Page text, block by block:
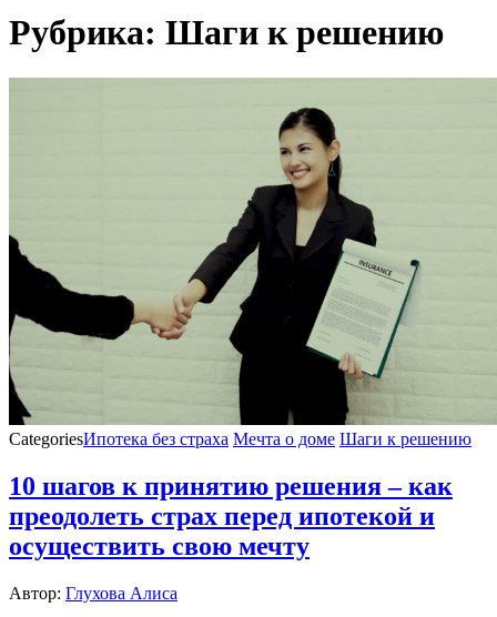
Рубрика: Шаги к решению
CategoriesИпотека без страха Мечта о доме Шаги к решению
10 шагов к принятию решения – как
преодолеть страх перед ипотекой и
осуществить свою мечту
Автор: Глухова Алиса